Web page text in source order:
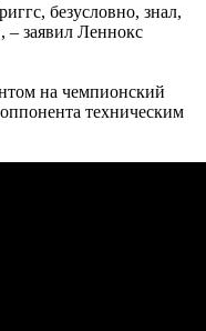
безусловно, знал,
– заявил Леннокс
на чемпионский
техническим